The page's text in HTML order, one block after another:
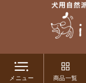
Copyright c
メニュー 商品一覧